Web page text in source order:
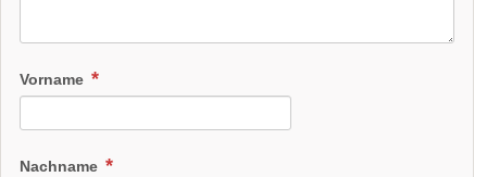
Vorname
Nachname